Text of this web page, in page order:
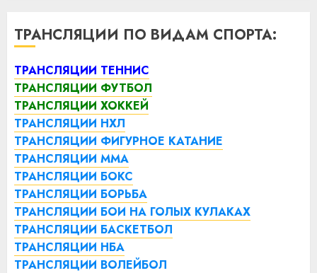
ТРАНСЛЯЦИИ ПО ВИДАМ СПОРТА:
ТРАНСЛЯЦИИ ТЕННИС
ТРАНСЛЯЦИИ ФУТБОЛ
ТРАНСЛЯЦИИ ХОККЕЙ
ТРАНСЛЯЦИИ НХЛ
ТРАНСЛЯЦИИ ФИГУРНОЕ КАТАНИЕ
ТРАНСЛЯЦИИ ММА
ТРАНСЛЯЦИИ БОКС
ТРАНСЛЯЦИИ БОРЬБА
ТРАНСЛЯЦИИ БОИ НА ГОЛЫХ КУЛАКАХ
ТРАНСЛЯЦИИ БАСКЕТБОЛ
ТРАНСЛЯЦИИ НБА
ТРАНСЛЯЦИИ ВОЛЕЙБОЛ